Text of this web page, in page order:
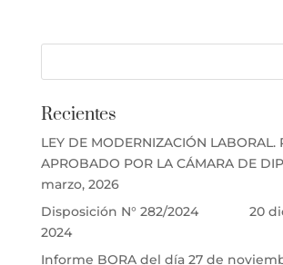
Recientes
LEY DE MODERNIZACIÓN LABORAL.
APROBADO POR LA CÁMARA DE
marzo, 2026
Disposición N° 282/2024
20
2024
Informe BORA del día 27 de